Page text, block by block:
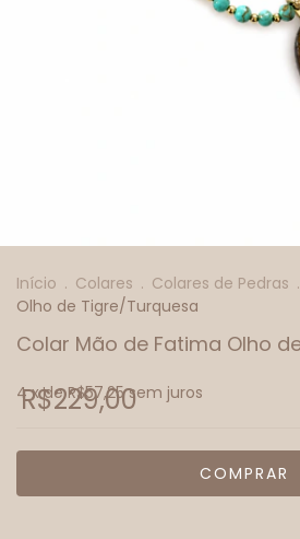
Início . Colares . Colares de Pedras .
Olho de Tigre/Turquesa
Colar Mão de Fatima Olho
R$229,00
4 x deR$57,25 sem juros